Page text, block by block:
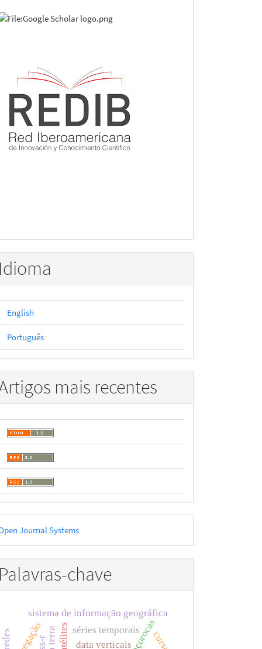
Idioma
English
Português
mais recentes
Journal Systems
Palavras-chave
data verticaisvoçorocas
sistema de informação geográfica
séries temporais